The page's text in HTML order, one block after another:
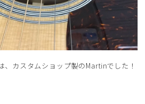
、カスタムショップ製のMartinでした！